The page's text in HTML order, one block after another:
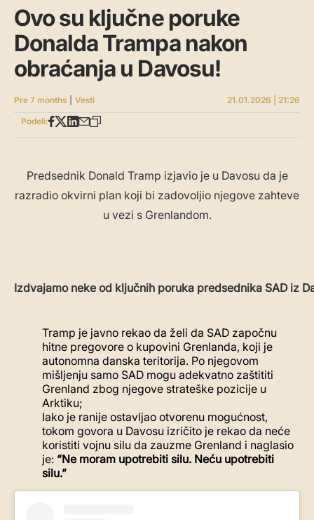
Ovo su ključne poruke
Donalda Trampa nakon
obraćanja u Davosu!
Pre 7 months Vesti
21.01.2026 | 21:26
Podeli:
Predsednik Donald Tramp izjavio je u Davosu da je
razradio okvirni plan koji bi zadovoljio njegove zahteve
u vezi s Grenlandom.
Izdvajamo neke od ključnih poruka predsednika SAD iz
Tramp je javno rekao da želi da SAD započnu
hitne pregovore o kupovini Grenlanda, koji je
autonomna danska teritorija. Po njegovom
mišljenju samo SAD mogu adekvatno zaštititi
Grenland zbog njegove strateške pozicije u
Arktiku;
Iako je ranije ostavljao otvorenu mogućnost,
tokom govora u Davosu izričito je rekao da neće
koristiti vojnu silu da zauzme Grenland i naglasio
je: “Ne moram upotrebiti silu. Neću upotrebiti
silu.”